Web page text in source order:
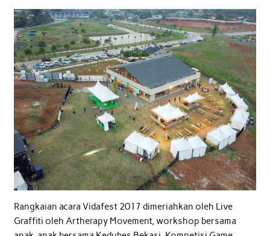
Rangkaian acara Vidafest 2017 dimeriahkan oleh Live
Graffiti oleh Artherapy Movement, workshop bersama